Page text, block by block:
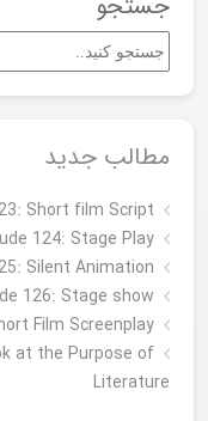
مطالب جدید
Short film Script
124: Stage Play
Silent Animation
126: Stage show
Film Screenplay
at the Purpose of
Literature